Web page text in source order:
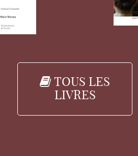
TOUS LES
LIVRES